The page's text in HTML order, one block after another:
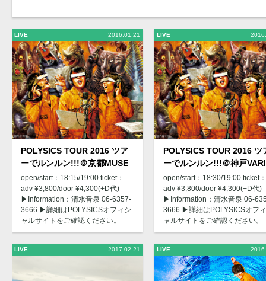
LIVE 2016.01.21
POLYSICS TOUR 2016 ツア
ーでルンルン!!!＠京都MUSE
open/start：18:15/19:00 ticket：
adv ¥3,800/door ¥4,300(+D代)
▶︎Information：清水音泉 06-6357-
3666 ▶︎詳細はPOLYSICSオフィシ
ャルサイトをご確認ください。
LIVE 2017.02.21
LIVE
POLYSICS TOUR 2016 ツ
ーでルンルン!!!＠神戸
open/start：18:30/19:00 ticket：
adv ¥3,800/door ¥4,300(+D代)
▶︎Information：清水音泉 06-
3666 ▶︎詳細はPOLYSICSオフ
ャルサイトをご確認ください。
LIVE